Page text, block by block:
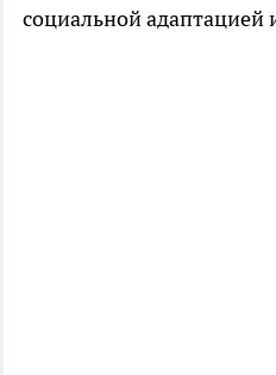
социальной адаптацией